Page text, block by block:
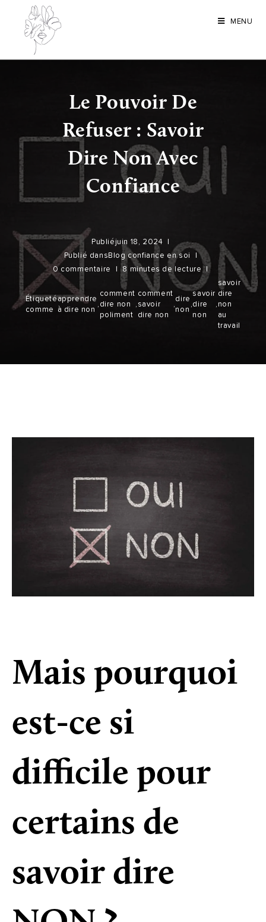
MENU
Le Pouvoir De
Refuser : Savoir
Dire Non Avec
Confiance
Publié juin 18, 2024
Publié dans Blog confiance en soi
0 commentaire
8 minutes de lecture
Étiqueté
comme
apprendre
à dire non
,
comment
dire non
poliment
,
comment
savoir
dire non
,
dire
non
,
savoir
dire
non
,
savoir
dire
non
au
travail
Mais pourquoi
est-ce si
difficile pour
certains de
savoir dire